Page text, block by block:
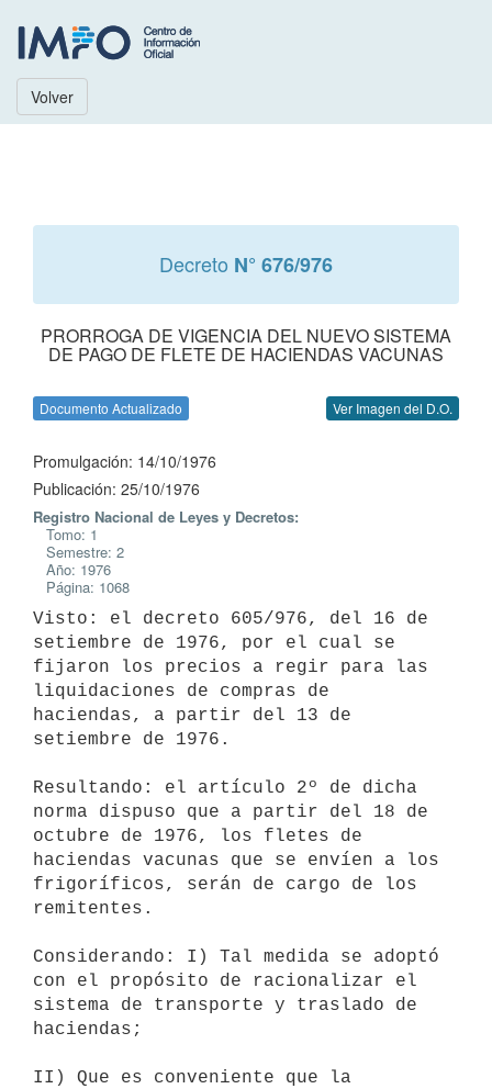
Volver
Decreto N° 676/976
PRORROGA DE VIGENCIA DEL NUEVO SISTEMA
DE PAGO DE FLETE DE HACIENDAS VACUNAS
Documento Actualizado Ver Imagen del D.O.
Promulgación: 14/10/1976
Publicación: 25/10/1976
Registro Nacional de Leyes y Decretos:
Tomo: 1
Semestre: 2
Año: 1976
Página: 1068
Visto: el decreto 605/976, del 16 de
setiembre de 1976, por el cual se
fijaron los precios a regir para las
liquidaciones de compras de
haciendas, a partir del 13 de
setiembre de 1976.
Resultando: el artículo 2º de dicha
norma dispuso que a partir del 18 de
octubre de 1976, los fletes de
haciendas vacunas que se envíen a los
frigoríficos, serán de cargo de los
remitentes.
Considerando: I) Tal medida se adoptó
con el propósito de racionalizar el
sistema de transporte y traslado de
haciendas;
II) Que es conveniente que la